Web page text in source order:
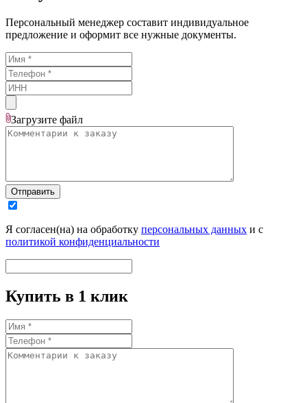
Персональный менеджер составит индивидуальное
предложение и оформит все нужные документы.
Загрузите файл
Отправить
Я согласен(на) на обработку персональных данных и с
политикой конфиденциальности
Купить в 1 клик